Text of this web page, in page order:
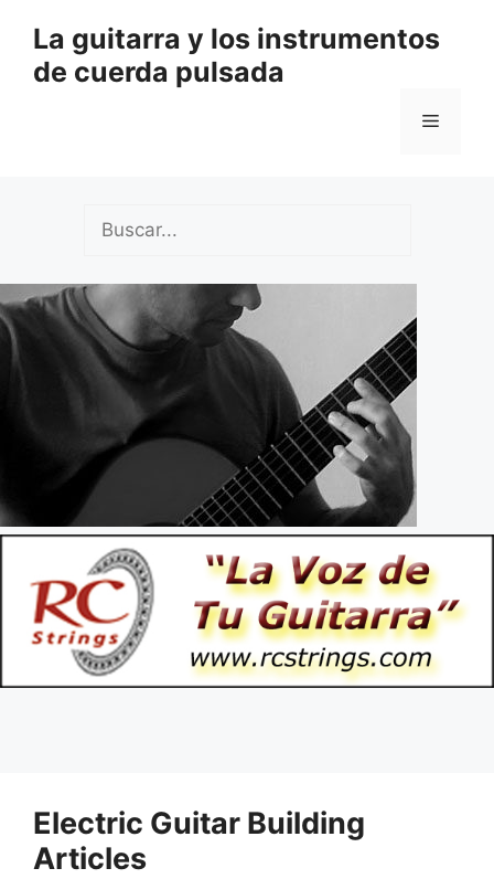
contenido
La guitarra y los instrumentos
de cuerda pulsada
Menú
Electric Guitar Building
Articles